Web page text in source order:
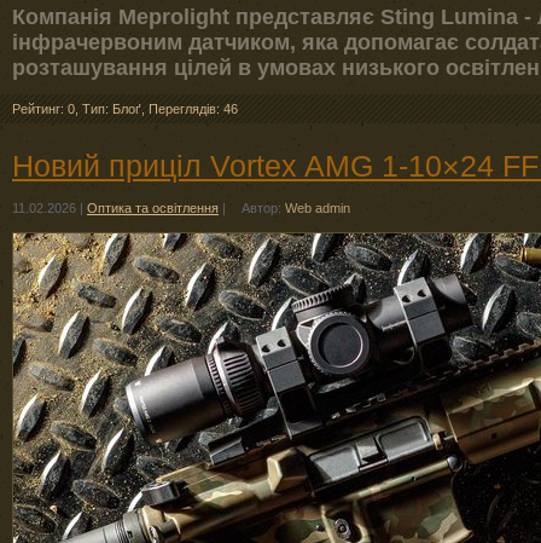
Компанія Meprolight представляє Sting Lumina
інфрачервоним датчиком, яка допомагає
розташування цілей в умовах низького
Рейтинг: 0 Тип: Блоґ Переглядів: 46
Новий приціл Vortex AMG 1-10×24
11.02.2026 | Оптика та освітлення | Автор: Web admin